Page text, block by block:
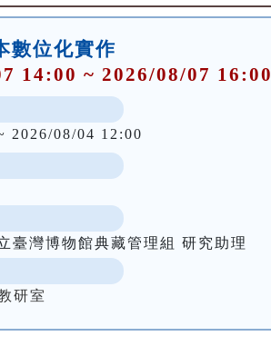
數位化實作
14:00 ~ 2026/08/07 16:00
2026/08/04 12:00
臺灣博物館典藏管理組 研究助理
研室